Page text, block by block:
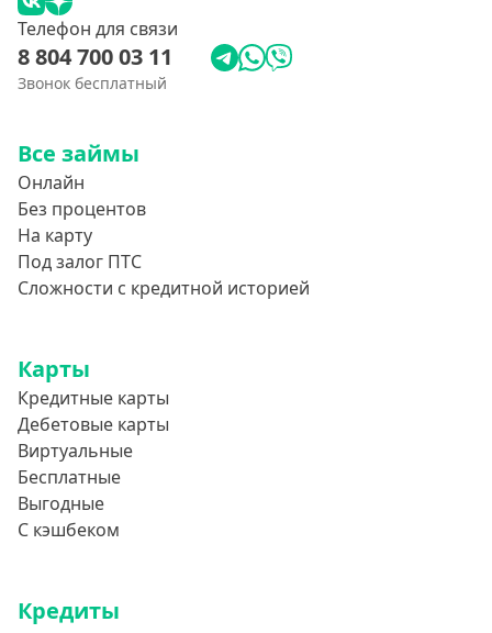
Телефон для связи
8 804 700 03 11
Звонок бесплатный
Все займы
Онлайн
Без процентов
На карту
Под залог ПТС
Сложности с кредитной историей
Карты
Кредитные карты
Дебетовые карты
Виртуальные
Бесплатные
Выгодные
С кэшбеком
Кредиты